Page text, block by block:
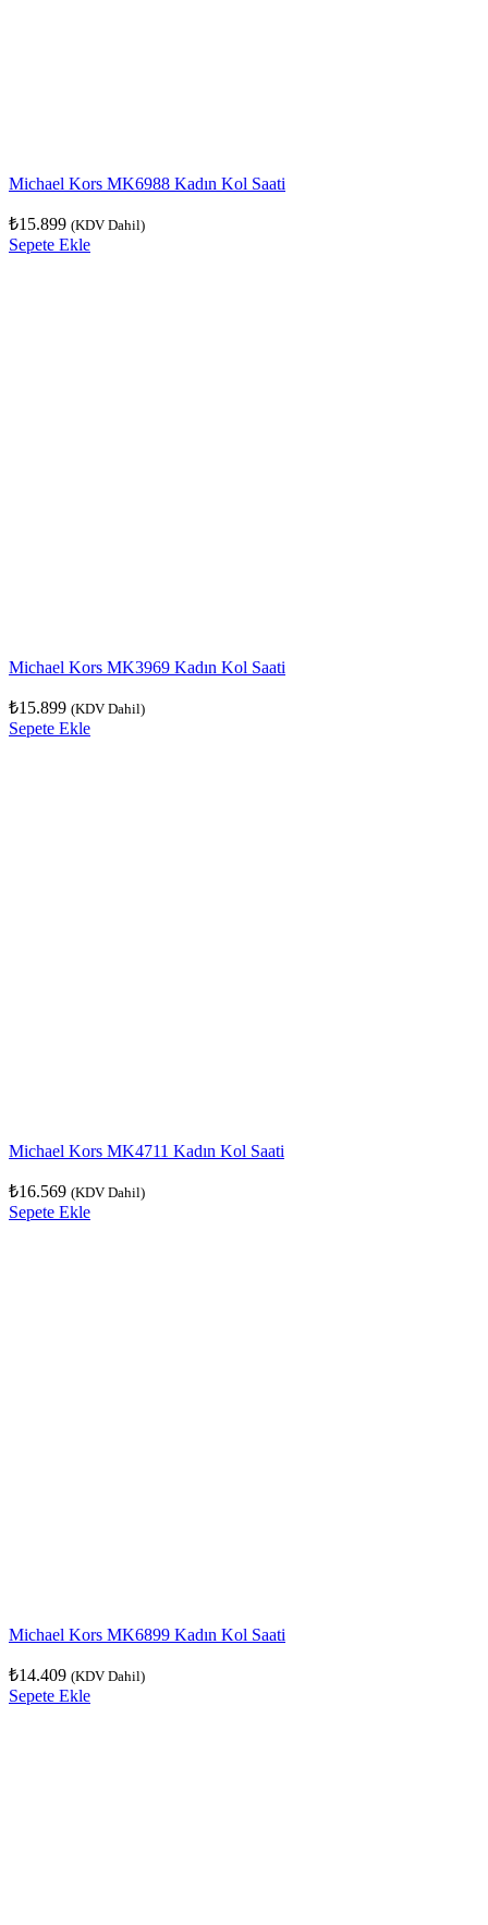
Michael Kors MK6988 Kadın Kol Saati
₺15.899 (KDV Dahil)
Sepete Ekle
Michael Kors MK3969 Kadın Kol Saati
₺15.899 (KDV Dahil)
Sepete Ekle
Michael Kors MK4711 Kadın Kol Saati
₺16.569 (KDV Dahil)
Sepete Ekle
Michael Kors MK6899 Kadın Kol Saati
₺14.409 (KDV Dahil)
Sepete Ekle